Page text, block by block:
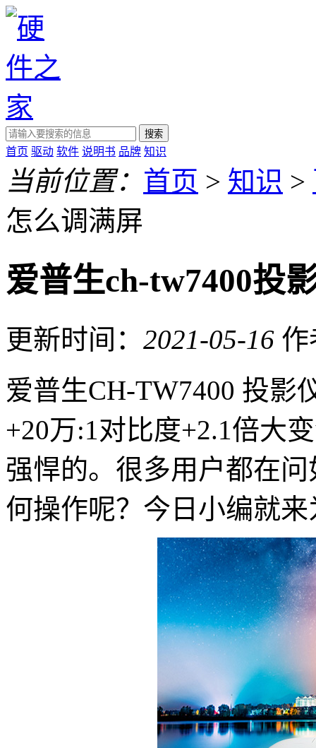
搜索
首页 驱动 软件 说明书 品牌 知识
当前位置： 首页 > 知识 >
怎么调满屏
爱普生ch-tw7400投
更新时间： 2021-05-16 作
爱普生CH-TW7400 投影
+20万:1对比度+2.1倍大
强悍的。很多用户都在
何操作呢？今日小编就